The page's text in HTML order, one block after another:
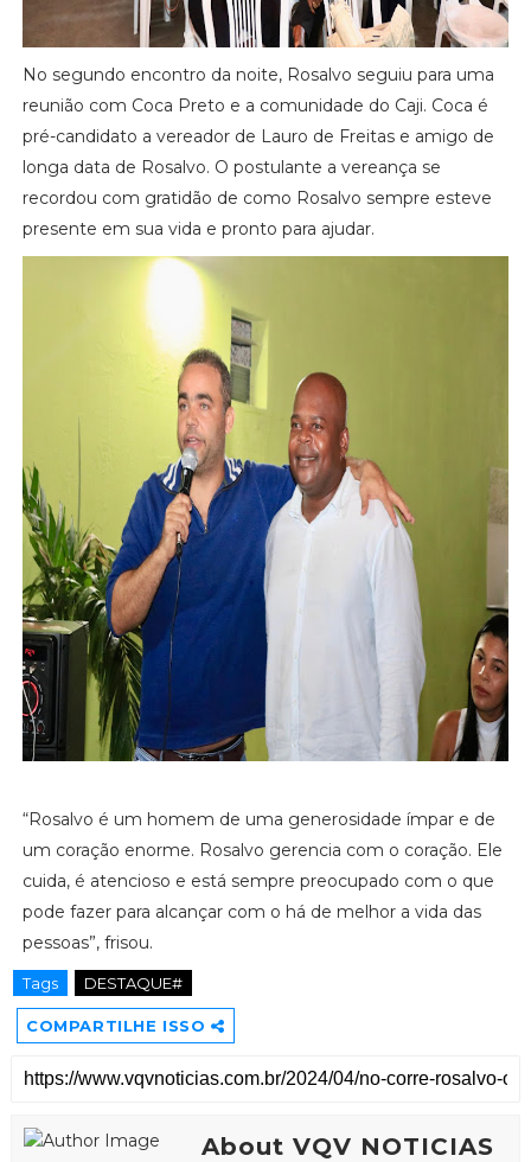
No segundo encontro da noite, Rosalvo seguiu para uma
reunião com Coca Preto e a comunidade do Caji. Coca é
pré-candidato a vereador de Lauro de Freitas e amigo de
longa data de Rosalvo. O postulante a vereança se
recordou com gratidão de como Rosalvo sempre esteve
presente em sua vida e pronto para ajudar.
“Rosalvo é um homem de uma generosidade ímpar e de
um coração enorme. Rosalvo gerencia com o coração. Ele
cuida, é atencioso e está sempre preocupado com o que
pode fazer para alcançar com o há de melhor a vida das
pessoas”, frisou.
Tags DESTAQUE#
COMPARTILHE ISSO
About VQV NOTICIAS